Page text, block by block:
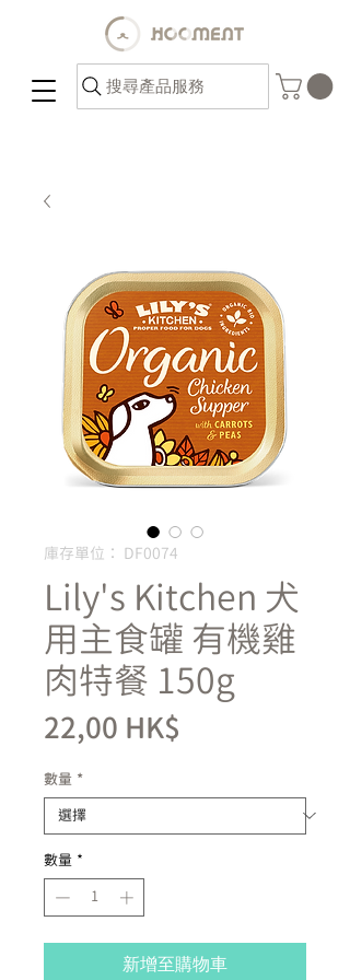
搜尋產品服務
庫存單位： DF0074
Lily's Kitchen 犬
用主食罐 有機雞
肉特餐 150g
22,00 HK$
數量 *
數量 *
新增至購物車